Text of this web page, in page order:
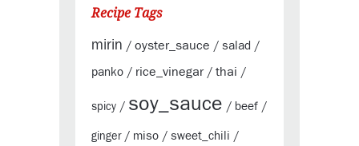
Recipe Tags
mirin / oyster_sauce / salad /
panko / rice_vinegar/ thai /
spicy / soy_sauce / beef /
ginger/ miso / sweet_chili /